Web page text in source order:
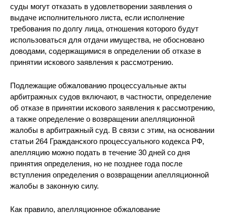
суды могут отказать в удовлетворении заявления о
выдаче исполнительного листа, если исполнение
требования по долгу лица, отношения которого будут
использоваться для отдачи имущества, не обосновано
доводами, содержащимися в определении об отказе в
принятии искового заявления к рассмотрению.
Подлежащие обжалованию процессуальные акты
арбитражных судов включают, в частности, определение
об отказе в принятии искового заявления к рассмотрению,
а также определение о возвращении апелляционной
жалобы в арбитражный суд. В связи с этим, на основании
статьи 264 Гражданского процессуального кодекса РФ,
апелляцию можно подать в течение 30 дней со дня
принятия определения, но не позднее года после
вступления определения о возвращении апелляционной
жалобы в законную силу.
Как правило, апелляционное обжалование